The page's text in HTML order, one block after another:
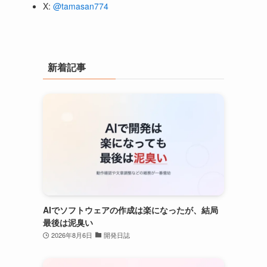
X: @tamasan774
新着記事
AIでソフトウェアの作成は楽になったが、結局
最後は泥臭い
2026年8月6日 開発日誌